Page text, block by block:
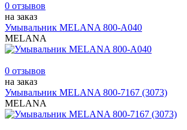
0 отзывов
на заказ
Умывальник MELANA 800-А040
MELANA
0 отзывов
на заказ
Умывальник MELANA 800-7167 (3073)
MELANA